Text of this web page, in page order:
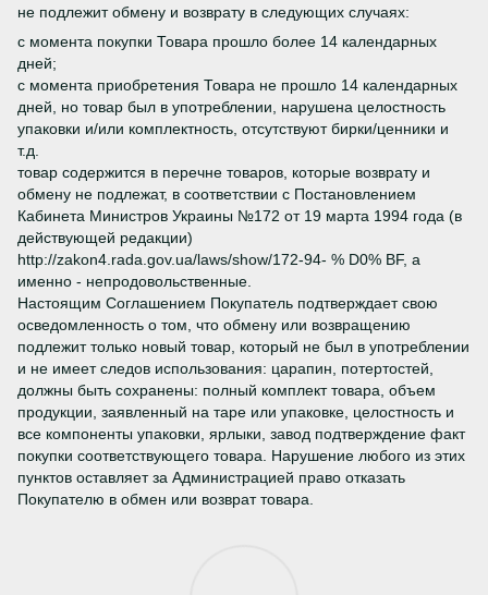
не подлежит обмену и возврату в следующих случаях:
с момента покупки Товара прошло более 14 календарных
дней;
с момента приобретения Товара не прошло 14 календарных
дней, но товар был в употреблении, нарушена целостность
упаковки и/или комплектность, отсутствуют бирки/ценники и
т.д.
товар содержится в перечне товаров, которые возврату и
обмену не подлежат, в соответствии с Постановлением
Кабинета Министров Украины №172 от 19 марта 1994 года (в
действующей редакции)
http://zakon4.rada.gov.ua/laws/show/172-94- % D0% BF, а
именно - непродовольственные.
Настоящим Соглашением Покупатель подтверждает свою
осведомленность о том, что обмену или возвращению
подлежит только новый товар, который не был в употреблении
и не имеет следов использования: царапин, потертостей,
должны быть сохранены: полный комплект товара, объем
продукции, заявленный на таре или упаковке, целостность и
все компоненты упаковки, ярлыки, завод подтверждение факт
покупки соответствующего товара. Нарушение любого из этих
пунктов оставляет за Администрацией право отказать
Покупателю в обмен или возврат товара.